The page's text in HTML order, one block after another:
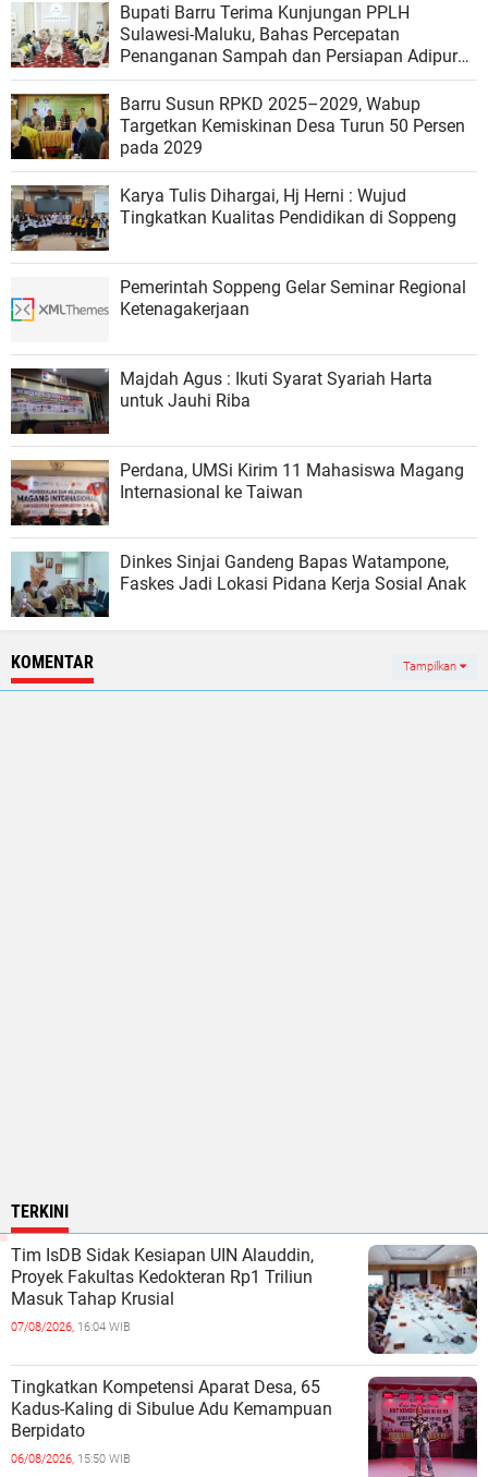
Bupati Barru Terima Kunjungan PPLH
Sulawesi-Maluku, Bahas Percepatan
Penanganan Sampah dan Persiapan Adipura
2026
Barru Susun RPKD 2025–2029, Wabup
Targetkan Kemiskinan Desa Turun 50 Persen
pada 2029
Karya Tulis Dihargai, Hj Herni : Wujud
Tingkatkan Kualitas Pendidikan di Soppeng
Pemerintah Soppeng Gelar Seminar Regional
Ketenagakerjaan
Majdah Agus : Ikuti Syarat Syariah Harta
untuk Jauhi Riba
Perdana, UMSi Kirim 11 Mahasiswa Magang
Internasional ke Taiwan
Dinkes Sinjai Gandeng Bapas Watampone,
Faskes Jadi Lokasi Pidana Kerja Sosial Anak
KOMENTAR Tampilkan
TERKINI
Tim IsDB Sidak Kesiapan UIN Alauddin,
Proyek Fakultas Kedokteran Rp1 Triliun
Masuk Tahap Krusial
07/08/2026, 16:04 WIB
Tingkatkan Kompetensi Aparat Desa, 65
Kadus-Kaling di Sibulue Adu Kemampuan
Berpidato
06/08/2026, 15:50 WIB